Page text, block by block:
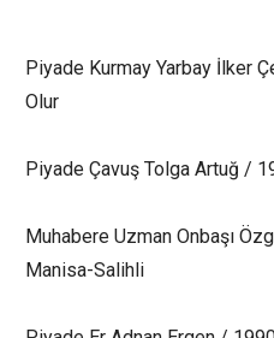
Piyade Kurmay Yarbay İlker
Olur
Piyade Çavuş Tolga Artuğ /
Muhabere Uzman Onbaşı
Manisa-Salihli